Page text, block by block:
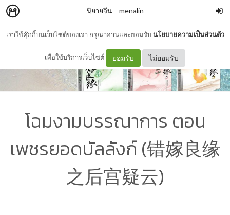
เราใช้คุ๊กกี้บนเว็บไซต์ของเรา กรุณาอ่านและยอมรับนโยบายความเป็นส่วนตัว
เพื่อใช้บริการเว็บไซต์ ยอมรับ ไม่ยอมรับ
นิยายจีน– menalin
โฉมงามบรรณาการ ตอน
เพชรยอดบัลลังก์ (错嫁良缘
之后宫疑云)